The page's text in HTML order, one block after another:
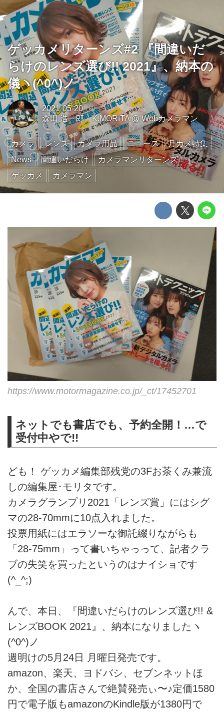
ゲッカメリターンズ#2 『間違いだ
らけのレンズ選び!! 2021』、納本の
儀ヽ(^0^)ノ
2021-05-20
森田 浩一郎 K.MORITA@Webカメラマン
カメラ レンズ カメラ用品 ニュース
月カメ特集
News
間違いだらけ
カメラマンリターンズ！
ゲッカメ
カメラマン
https://www.motormagazine.co.jp/_ct/17452701
ネットでも書店でも、予約全開！…で
受付中やで!!
ども！ ゲッカメ編集部残党の3Fお茶くみ兼流
しの編集屋･モリタです。
カメラグランプリ2021「レンズ賞」にはシグ
マの28-70mmに10点入れました。
投票用紙にはエラソーな御託綴りながらも
「28-75mm」って書いちゃっって、記者クラ
ブの失笑を買ったというのはナイショです
(^_^;)
んで、本日、『間違いだらけのレンズ選び!! &
レンズBOOK 2021』、納本になりましたヽ
(^0^)ノ
週明けの5月24日 月曜日発売です。
amazon、楽天、ヨドバシ、セブンネットほ
か、全国の書店さんで絶賛発売ぃ〜♪定価1580
円で電子版もamazonのKindle版が1380円で